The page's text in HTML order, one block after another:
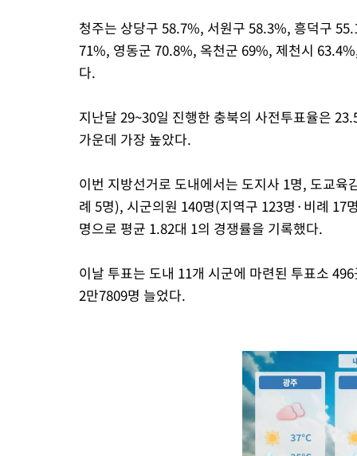
청주는 상당구 58.7%, 서원구 58.3%, 흥덕구
71%, 영동군 70.8%, 옥천군 69%, 제천시
다.
지난달 29~30일 진행한 충북의 사전투표율은
가운데 가장 높았다.
이번 지방선거로 도내에서는 도지사 1명, 도교
례 5명), 시군의원 140명(지역구 123명·비례 17
명으로 평균 1.82대 1의 경쟁률을 기록했다.
이날 투표는 도내 11개 시군에 마련된 투표소
2만7809명 늘었다.